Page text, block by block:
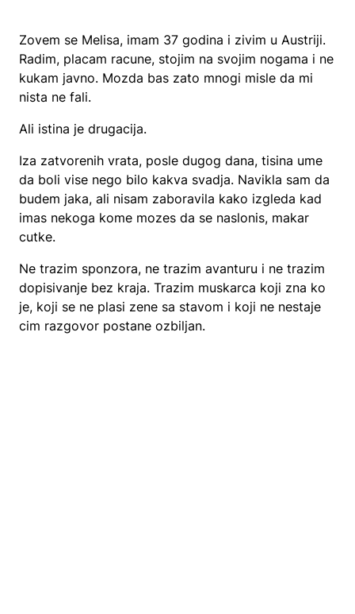
Zovem se Melisa, imam 37 godina i zivim u Austriji.
Radim, placam racune, stojim na svojim nogama i ne
kukam javno. Mozda bas zato mnogi misle da mi
nista ne fali.
Ali istina je drugacija.
Iza zatvorenih vrata, posle dugog dana, tisina ume
da boli vise nego bilo kakva svadja. Navikla sam da
budem jaka, ali nisam zaboravila kako izgleda kad
imas nekoga kome mozes da se naslonis, makar
cutke.
Ne trazim sponzora, ne trazim avanturu i ne trazim
dopisivanje bez kraja. Trazim muskarca koji zna ko
je, koji se ne plasi zene sa stavom i koji ne nestaje
cim razgovor postane ozbiljan.